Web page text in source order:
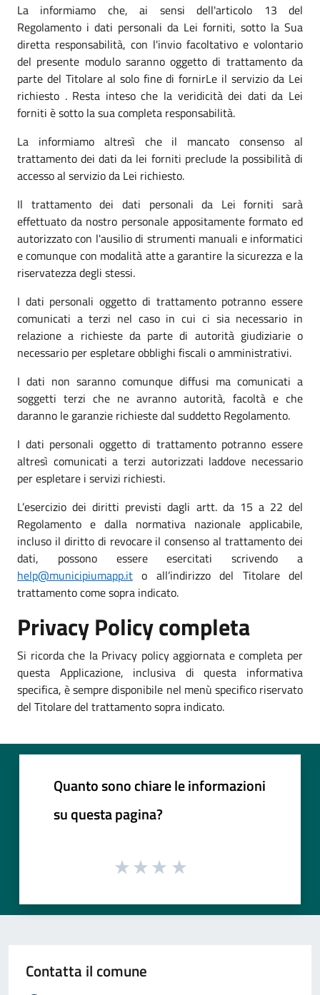
La informiamo che, ai sensi dell'articolo 13 del
Regolamento i dati personali da Lei forniti, sotto la Sua
diretta responsabilità, con l'invio facoltativo e volontario
del presente modulo saranno oggetto di trattamento da
parte del Titolare al solo fine di fornirLe il servizio da Lei
richiesto . Resta inteso che la veridicità dei dati da Lei
forniti è sotto la sua completa responsabilità.
La informiamo altresì che il mancato consenso al
trattamento dei dati da lei forniti preclude la possibilità di
accesso al servizio da Lei richiesto.
Il trattamento dei dati personali da Lei forniti sarà
effettuato da nostro personale appositamente formato ed
autorizzato con l'ausilio di strumenti manuali e informatici
e comunque con modalità atte a garantire la sicurezza e la
riservatezza degli stessi.
I dati personali oggetto di trattamento potranno essere
comunicati a terzi nel caso in cui ci sia necessario in
relazione a richieste da parte di autorità giudiziarie o
necessario per espletare obblighi fiscali o amministrativi.
I dati non saranno comunque diffusi ma comunicati a
soggetti terzi che ne avranno autorità, facoltà e che
daranno le garanzie richieste dal suddetto Regolamento.
I dati personali oggetto di trattamento potranno essere
altresì comunicati a terzi autorizzati laddove necessario
per espletare i servizi richiesti.
L’esercizio dei diritti previsti dagli artt. da 15 a 22 del
Regolamento e dalla normativa nazionale applicabile,
incluso il diritto di revocare il consenso al trattamento dei
dati, possono essere esercitati scrivendo a
help@municipiumapp.it o all’indirizzo del Titolare del
trattamento come sopra indicato.
Privacy Policy completa
Si ricorda che la Privacy policy aggiornata e completa per
questa Applicazione, inclusiva di questa informativa
specifica, è sempre disponibile nel menù specifico riservato
del Titolare del trattamento sopra indicato.
Quanto sono chiare le informazioni
su questa pagina?
Contatta il comune